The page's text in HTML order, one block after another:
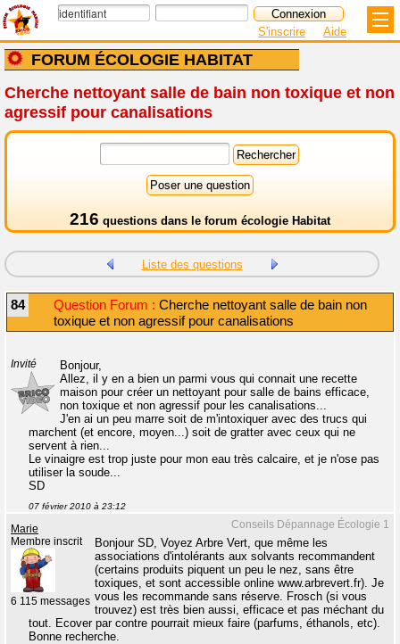
FORUM ÉCOLOGIE HABITAT
S'inscrire Aide
Cherche nettoyant salle de bain non toxique et non
agressif pour canalisations
216 questions dans le forum écologie Habitat
Liste des questions
84 Question Forum : Cherche nettoyant salle de bain non
toxique et non agressif pour canalisations
Invité
Bonjour,
Allez, il y en a bien un parmi vous qui connait une recette
maison pour créer un nettoyant pour salle de bains efficace,
non toxique et non agressif pour les canalisations...
J'en ai un peu marre soit de m'intoxiquer avec des trucs qui
marchent (et encore, moyen...) soit de gratter avec ceux qui ne
servent à rien...
Le vinaigre est trop juste pour mon eau très calcaire, et je n'ose pas
utiliser la soude...
SD
07 février 2010 à 23:12
Conseils Dépannage Écologie 1
Marie
Membre inscrit
6 115 messages
Bonjour SD, Voyez Arbre Vert, que même les
associations d'intolérants aux solvants recommandent
(certains produits piquent un peu le nez, sans être
toxiques, et sont accessible online www.arbrevert.fr). Je
vous les recommande sans réserve. Frosch (si vous
trouvez) est très bien aussi, efficace et pas méchant du
tout. Ecover par contre pourrait mieux faire (parfums, éthanols, etc).
Bonne recherche.